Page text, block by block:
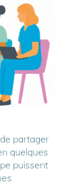
partager
quelques
puissent